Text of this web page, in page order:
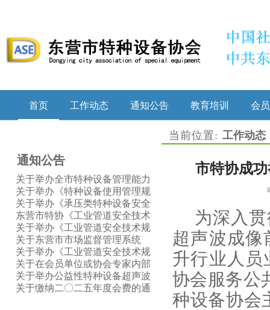
首页 工作动态 通知公告 教育培训 会
当前位置: 工作动态
市特协成
为深入
超声波成像
升行业人员
协会服务公
种设备协会
通知公告
关于举办全市特种设备管理能力
提升培训的通知
关于举办《特种设备使用管理规
则》宣贯暨特种设备(质量）安全
总监（质量）安全员培训和继续
教育的通知
关于举办《承压类特种设备安全
附件安全技术规程》（TSG 92—
2026）宣贯的通知
东营市特协《工业管道安全技术
规程》 《缺陷特种设备召回管理
规则》宣贯培训证明信息公示
关于举办《工业管道安全技术规
程》《缺陷特种设备召回管理规
则》宣贯的通知
关于东营市市场监督管理系统
2025年度职业技能竞赛的情况通
报
关于举办《工业管道安全技术规
程》《缺陷特种设备召回管理规
则》宣贯的预备通知
关于在会员单位或协会专家内部
征集东营市技师学院兼职客座讲
师的通知
关于举办公益性特种设备超声波
成像新技术交流会的通知
关于缴纳二〇二五年度会费的通